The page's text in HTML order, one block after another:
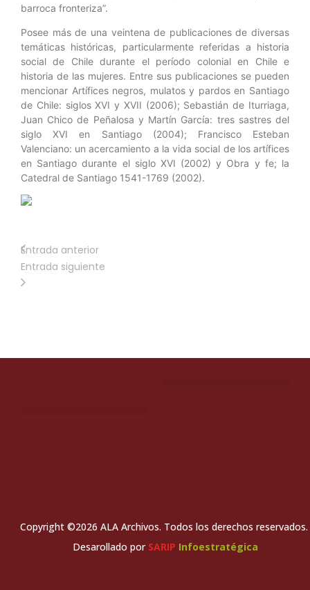
barroca fronteriza”.
Posee más de una veintena de publicaciones de diversas
temáticas históricas, particularmente referidas a historia
social de Chile durante el período colonial en Chile e
historia de las mujeres. Entre sus publicaciones se pueden
mencionar Artífices negros, mulatos y pardos en Santiago
de Chile: siglos XVI y XVII (2006); Sebastián de Iturriaga,
Juan Chico de Peñalosa y Martín García: tres sastres del
siglo XVI en Santiago (2004); Francisco Esteban
Valenciano: un acercamiento a la vida social de los artífices
en Santiago durante el siglo XVI (2002) y Obra y fe; la
Catedral de Santiago 1541-1769 (2002).
Entrada anterior
Entrada siguiente
Copyright ©2026 ALA Archivos. Todos los derechos reservados.
Desarollado por SARIP Infoestratégica